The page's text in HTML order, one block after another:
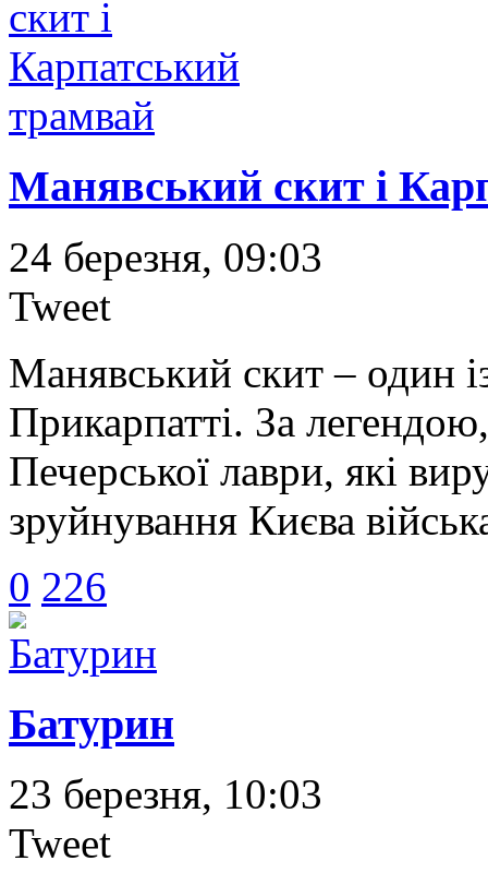
Манявський скит і
24 березня, 09:03
Tweet
Манявський скит – один
Прикарпатті. За
Печерської лаври, які
зруйнування Києва
0 226
Батурин
23 березня, 10:03
Tweet